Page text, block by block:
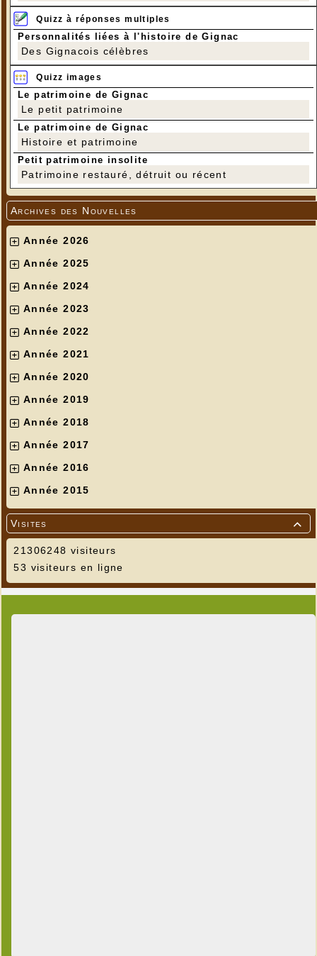
Quizz à réponses multiples
Personnalités liées à l'histoire de Gignac
Des Gignacois célèbres
Quizz images
Le patrimoine de Gignac
Le petit patrimoine
Le patrimoine de Gignac
Histoire et patrimoine
Petit patrimoine insolite
Patrimoine restauré, détruit ou récent
Archives des Nouvelles
Année 2026
Année 2025
Année 2024
Année 2023
Année 2022
Année 2021
Année 2020
Année 2019
Année 2018
Année 2017
Année 2016
Année 2015

Visites
21306248 visiteurs
53 visiteurs en ligne
Le Fameux Pastis Querçynois